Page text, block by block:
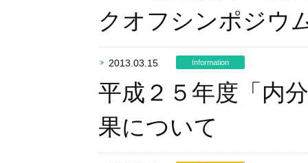
クオフシンポジウ
2013.03.15 Information
平成２５年度「内
果について